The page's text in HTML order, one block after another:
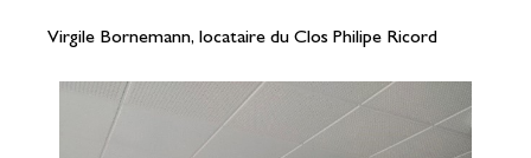
Virgile Bornemann, locataire du Clos Philipe Ricord